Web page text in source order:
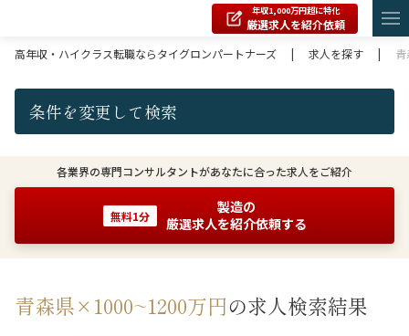
年収1,000万円超に特化
厳選求人を紹介依頼
高年収・ハイクラス転職ならタイグロンパートナーズ
| 求人を探す |
条件を変更して検索
各業界の専門コンサルタントがあなたに合った求人をご紹介
無料1分
製造の
厳選求人を紹介依頼する
青森県×1000~1200万円の求人検索結果